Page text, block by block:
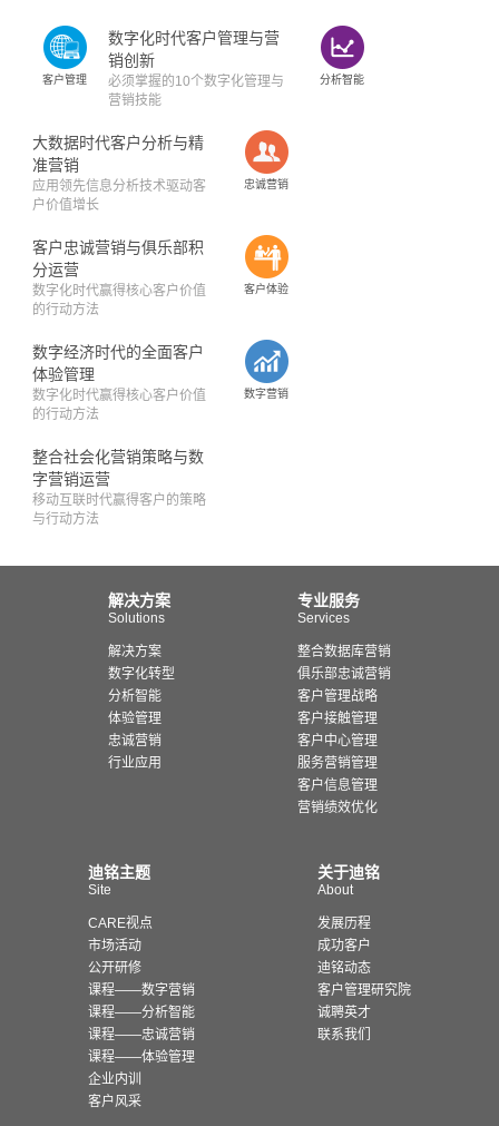
客户管理
数字化时代客户管理与营
销创新
必须掌握的10个数字化管理与
营销技能
分析智能
大数据时代客户分析与精
准营销
应用领先信息分析技术驱动客
户价值增长
忠诚营销
客户忠诚营销与俱乐部积
分运营
数字化时代赢得核心客户价值
的行动方法
客户体验
数字经济时代的全面客户
体验管理
数字化时代赢得核心客户价值
的行动方法
数字营销
整合社会化营销策略与数
字营销运营
移动互联时代赢得客户的策略
与行动方法
解决方案
Solutions
解决方案
数字化转型
分析智能
体验管理
忠诚营销
行业应用
专业服务
Services
整合数据库营销
俱乐部忠诚营销
客户管理战略
客户接触管理
客户中心管理
服务营销管理
客户信息管理
营销绩效优化
迪铭主题
Site
CARE视点
市场活动
公开研修
课程——数字营销
课程——分析智能
课程——忠诚营销
课程——体验管理
企业内训
客户风采
关于迪铭
About
发展历程
成功客户
迪铭动态
客户管理研究院
诚聘英才
联系我们